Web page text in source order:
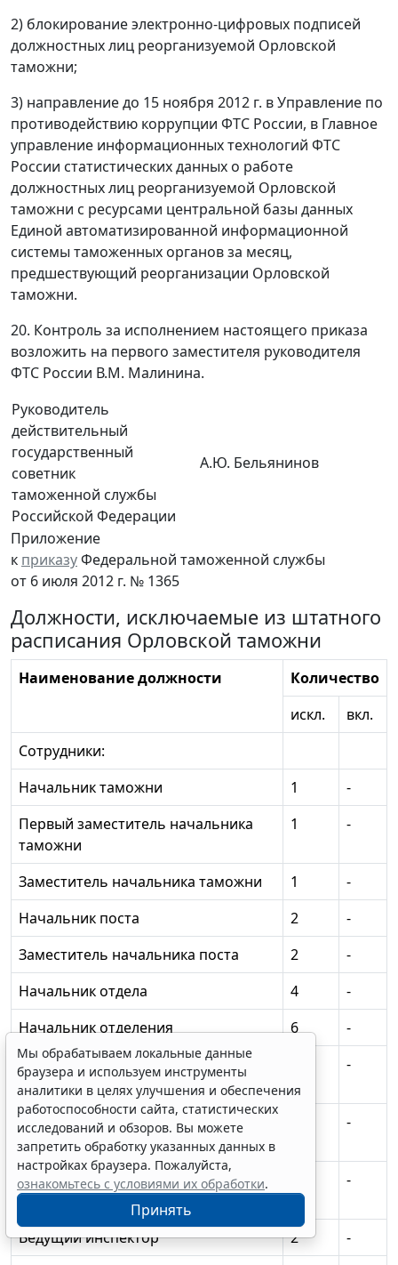
2) блокирование электронно-цифровых подписей
должностных лиц реорганизуемой Орловской
таможни;
3) направление до 15 ноября 2012 г. в Управление по
противодействию коррупции ФТС России, в Главное
управление информационных технологий ФТС
России статистических данных о работе
должностных лиц реорганизуемой Орловской
таможни с ресурсами центральной базы данных
Единой автоматизированной информационной
системы таможенных органов за месяц,
предшествующий реорганизации Орловской
таможни.
20. Контроль за исполнением настоящего приказа
возложить на первого заместителя руководителя
ФТС России В.М. Малинина.
Руководитель
действительный
государственный
советник
таможенной службы
Российской Федерации
А.Ю. Бельянинов
Приложение
к приказуФедеральной таможенной службы
от 6 июля 2012 г. № 1365
Должности, исключаемые из штатного
расписания Орловской таможни
Наименование должности
Количество
искл.
вкл.
Сотрудники:
Начальник таможни
1
-
Первый заместитель начальника
таможни
1 -
Заместитель начальника таможни 1
-
Начальник поста
2
-
Заместитель начальника поста
2
-
Начальник отдела
4
-
Начальник отделения
6
-
Старший оперуполномоченный по
особо важным делам
-
Старший уполномоченный по
особо важным делам
-
Старший дознаватель по особо
важным делам
-
Ведущий инспектор 2
-
Мы обрабатываем локальные данные
браузера и используем инструменты
аналитики в целях улучшения и обеспечения
работоспособности сайта, статистических
исследований и обзоров. Вы можете
запретить обработку указанных данных в
настройках браузера. Пожалуйста,
ознакомьтесь с условиями их обработки.
Принять